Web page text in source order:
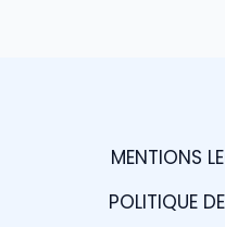
MENTIONS
POLITIQUE